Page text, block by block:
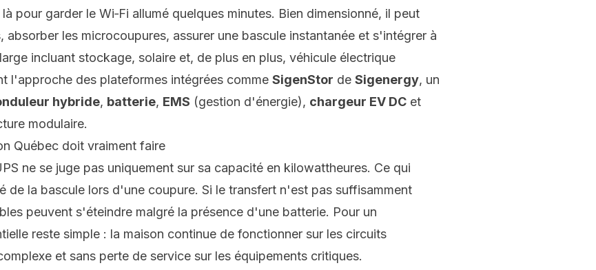
pour garder le Wi‑Fi allumé quelques minutes. Bien dimensionné, il peut
absorber les microcoupures, assurer une bascule instantanée et s'intégrer à
incluant stockage, solaire et, de plus en plus, véhicule électrique
l'approche des plateformes intégrées comme SigenStor de Sigenergy, un
hybride, batterie, EMS (gestion d'énergie), chargeur EV DC et
modulaire.
Québec doit vraiment faire
ne se juge pas uniquement sur sa capacité en kilowattheures. Ce qui
de la bascule lors d'une coupure. Si le transfert n'est pas suffisamment
peuvent s'éteindre malgré la présence d'une batterie. Pour un
reste simple : la maison continue de fonctionner sur les circuits
et sans perte de service sur les équipements critiques.